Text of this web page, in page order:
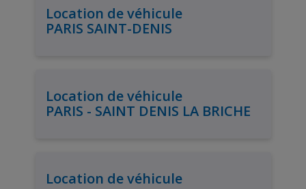
Location de véhicule
PARIS SAINT-DENIS
Location de véhicule
PARIS - SAINT DENIS LA BRICHE
Location de véhicule